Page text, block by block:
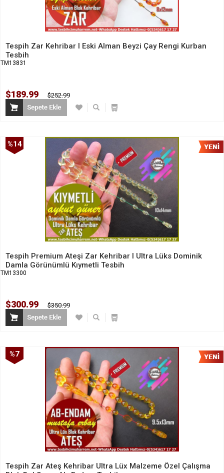
Tespih Zar Kehribar l Eski Alman Beyzi Çay Rengi Kurban
Tesbih
TM13831
$189.99 $252.99
Tespih Premium Ateşi Zar Kehribar I Ultra Lüks Dominik
Damla Görünümlü Kıymetli Tesbih
TM13300
$300.99 $350.99
%14
Tespih Zar Ateş Kehribar Ultra Lüx Malzeme Özel Çalışma
%7